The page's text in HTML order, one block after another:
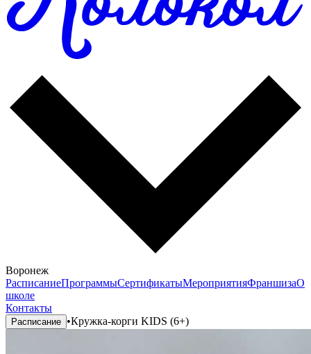
Воронеж
РасписаниеПрограммыСертификатыМероприятияФраншизаО
школе
Контакты
Расписание •Кружка-корги KIDS (6+)